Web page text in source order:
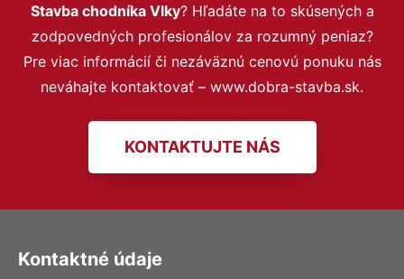
Stavba chodníka Vlky? Hľadáte na to skúsených a
zodpovedných profesionálov za rozumný peniaz?
Pre viac informácií či nezáväznú cenovú ponuku nás
neváhajte kontaktovať – www.dobra-stavba.sk.
KONTAKTUJTE NÁS
Kontaktné údaje